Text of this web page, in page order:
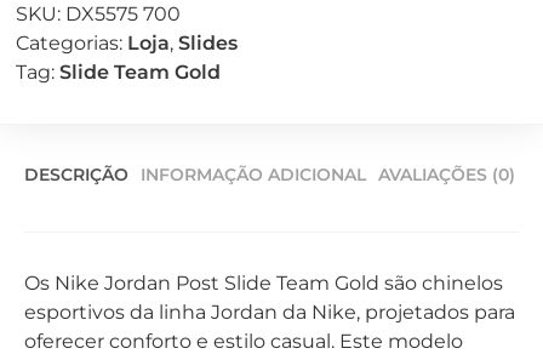
SKU: DX5575 700
Categorias: Loja, Slides
Tag: Slide Team Gold
DESCRIÇÃO INFORMAÇÃO ADICIONAL AVALIAÇÕES (0)
Os Nike Jordan Post Slide Team Gold são chinelos
esportivos da linha Jordan da Nike, projetados para
oferecer conforto e estilo casual. Este modelo